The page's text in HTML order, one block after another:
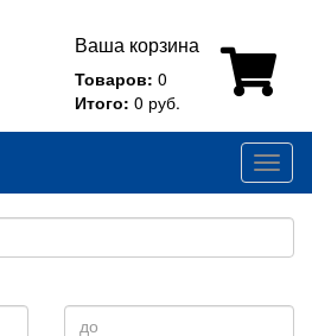
Ваша корзина
Товаров: 0
Итого: 0 руб.